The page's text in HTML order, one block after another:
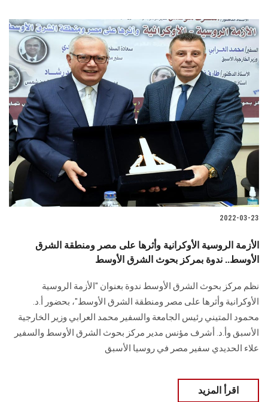
2022-03-23
الأزمة الروسية الأوكرانية وأثرها على مصر ومنطقة الشرق
الأوسط.. ندوة بمركز بحوث الشرق الأوسط
نظم مركز بحوث الشرق الأوسط ندوة بعنوان "الأزمة الروسية
الأوكرانية وأثرها على مصر ومنطقة الشرق الأوسط"، بحضور أ.د.
محمود المتيني رئيس الجامعة والسفير محمد العرابي وزير الخارجية
الأسبق وأ.د. أشرف مؤنس مدير مركز بحوث الشرق الأوسط والسفير
علاء الحديدي سفير مصر في روسيا الأسبق
اقرأ المزيد